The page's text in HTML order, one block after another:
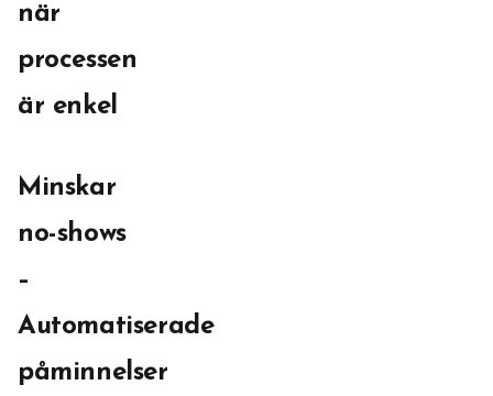
när
processen
är enkel
Minskar
no-shows
–
Automatiserade
påminnelser